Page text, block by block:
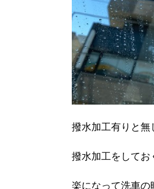
撥水加工有りと無
撥水加工をしてお
楽になって洗車